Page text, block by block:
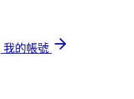
我的帳號